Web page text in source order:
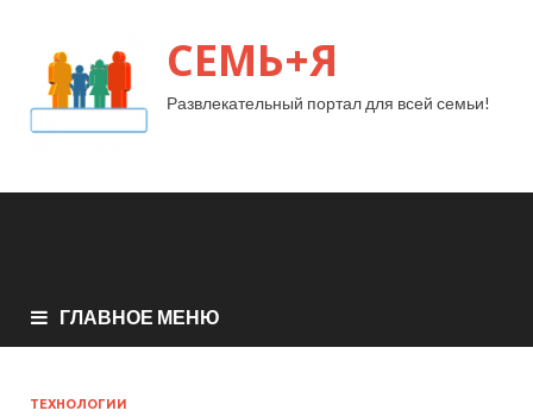
СЕМЬ+Я
Развлекательный портал для всей семьи!
ГЛАВНОЕ МЕНЮ
ТЕХНОЛОГИИ